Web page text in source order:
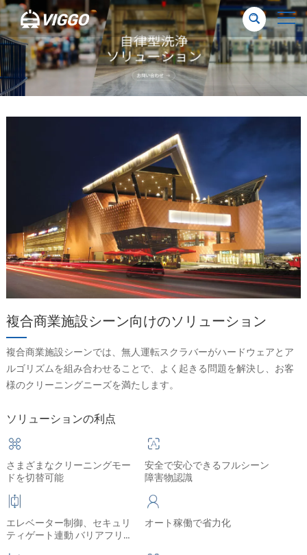
複合商業施設シーン向けのソリューション
複合商業施設シーンでは、無人運転スクラバーがハードウェアとア
ルゴリズムを組み合わせることで、よく起きる問題を解決し、お客
様のクリーニングニーズを満たします。
ソリューションの利点
さまざまなクリーニングモー
ドを切替可能
安全で安心できるフルシーン
障害物認識
エレベーター制御、セキュリ
ティゲート連動 バリアフリー
オート稼働で省力化